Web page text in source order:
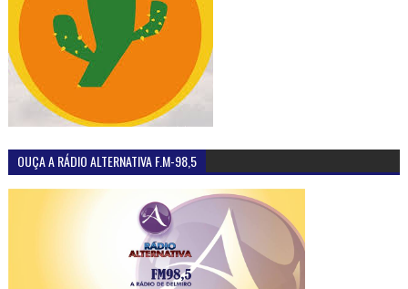
OUÇA A RÁDIO ALTERNATIVA F.M-98,5